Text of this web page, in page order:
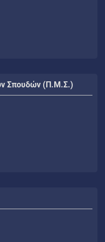
Σπουδών (Π.Μ.Σ.)